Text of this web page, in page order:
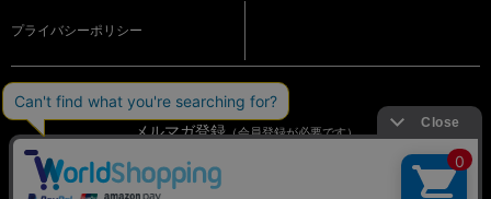
プライバシーポリシー
メルマガ登録（会員登録が必要です）
OFFICIAL SNS